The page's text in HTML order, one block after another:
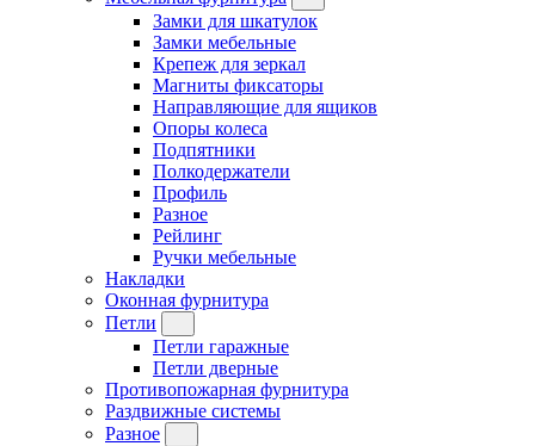
Замки для шкатулок
Замки мебельные
Крепеж для зеркал
Магниты фиксаторы
Направляющие для ящиков
Опоры колеса
Подпятники
Полкодержатели
Профиль
Разное
Рейлинг
Ручки мебельные
Накладки
Оконная фурнитура
Петли
Петли гаражные
Петли дверные
Противопожарная фурнитура
Раздвижные системы
Разное